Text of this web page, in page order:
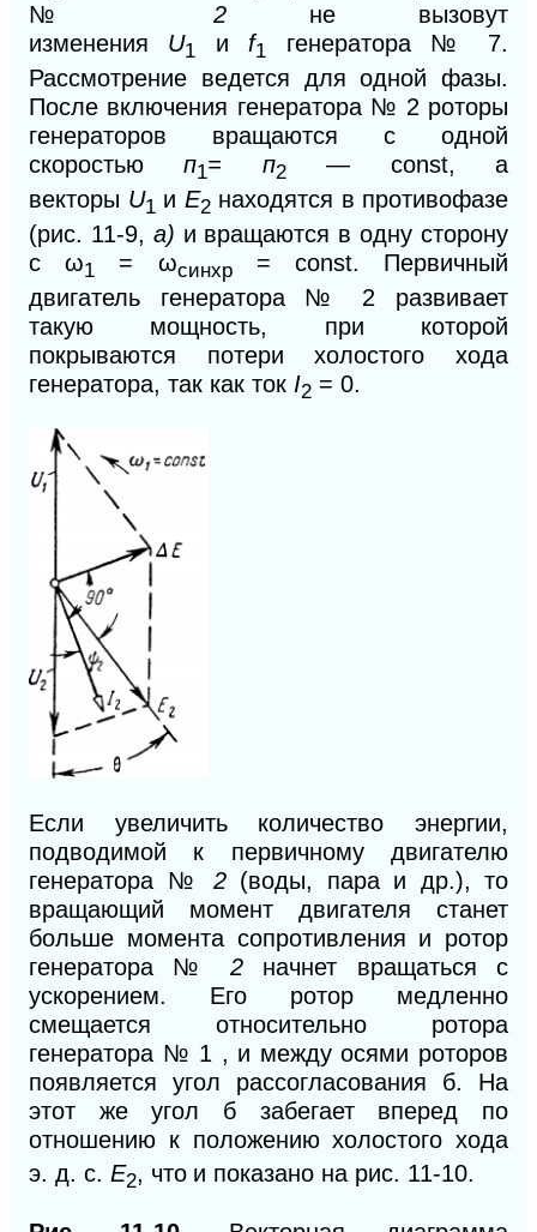
№ 2 не вызовут
изменения U1 и f1 генератора № 7.
Рассмотрение ведется для одной фазы.
После включения генератора № 2 роторы
генераторов вращаются с одной
скоростьюп1= п2— const, а
векторы U1 и Е2 находятся в противофазе
(рис. 11-9, а) и вращаются в одну сторону
с ω1 = ωсинхр= const. Первичный
двигатель генератора № 2
развивает
такую мощность, при которой
покрываются потери холостого хода
генератора, так как ток I2 = 0.
Если увеличить количество энергии,
подводимой к первичному двигателю
генератора № 2 (воды, пара и др.), то
вращающий момент двигателя станет
больше момента сопротивления и ротор
генератора № 2 начнет вращаться с
ускорением. Его ротор медленно
смещается относительно ротора
генератора № 1 , и между осями роторов
появляется угол рассогласования б. На
этот же угол б
забегает вперед по
отношению к положению холостого хода
э. д. с. E2, что и показано на рис. 11-10.